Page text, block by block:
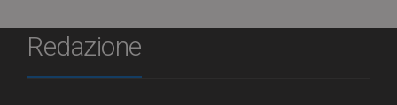
Redazione